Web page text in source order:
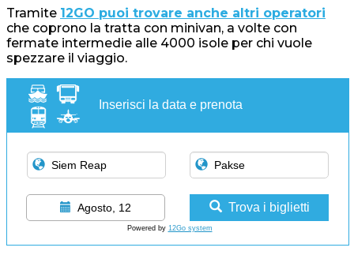
Tramite 12GO puoi trovare anche altri operatori
che coprono la tratta con minivan, a volte con
fermate intermedie alle 4000 isole per chi vuole
spezzare il viaggio.
Inserisci la data e prenota
Agosto, 12 Trova i biglietti
Powered by 12Go system